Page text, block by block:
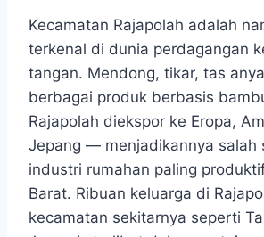
Kecamatan Rajapolah adalah
terkenal di dunia perdagangan
tangan. Mendong, tikar, tas
berbagai produk berbasis
Rajapolah diekspor ke Eropa,
Jepang — menjadikannya salah
industri rumahan paling
Barat. Ribuan keluarga di
kecamatan sekitarnya seperti